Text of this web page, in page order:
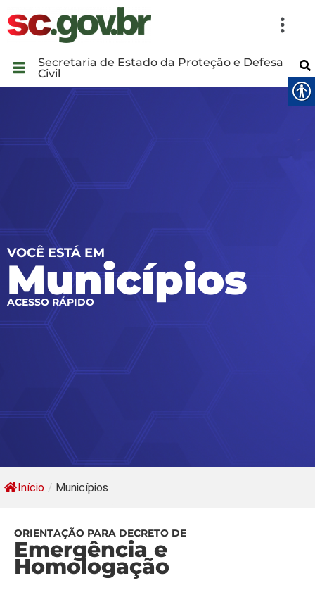
Secretaria de Estado da Proteção e Defesa
Civil
VOCÊ ESTÁ EM
Municípios
ACESSO RÁPIDO
Início / Municípios
ORIENTAÇÃO PARA DECRETO DE
Emergência e
Homologação